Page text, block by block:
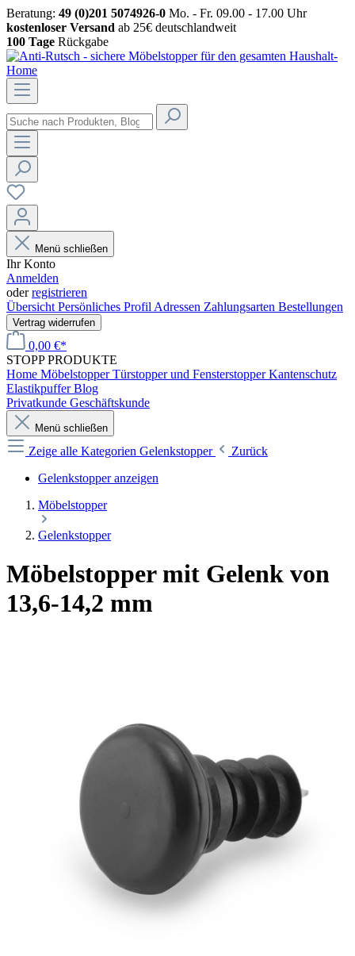
Beratung: 49 (0)201 5074926-0 Mo. - Fr. 09.00 - 17.00 Uhr
kostenloser Versand ab 25€ deutschlandweit
100 Tage Rückgabe
Menü schließen
Ihr Konto
Anmelden
oderregistrieren
Übersicht Persönliches Profil Adressen Zahlungsarten Bestellungen
Vertrag widerrufen
0,00 €*
STOPP PRODUKTE
Home Möbelstopper Türstopper und Fensterstopper Kantenschutz
Elastikpuffer Blog
Privatkunde Geschäftskunde
Menü schließen
Zeige alle Kategorien Gelenkstopper
Zurück
Gelenkstopper anzeigen
Möbelstopper
Gelenkstopper
Möbelstopper mit Gelenk von
13,6-14,2 mm